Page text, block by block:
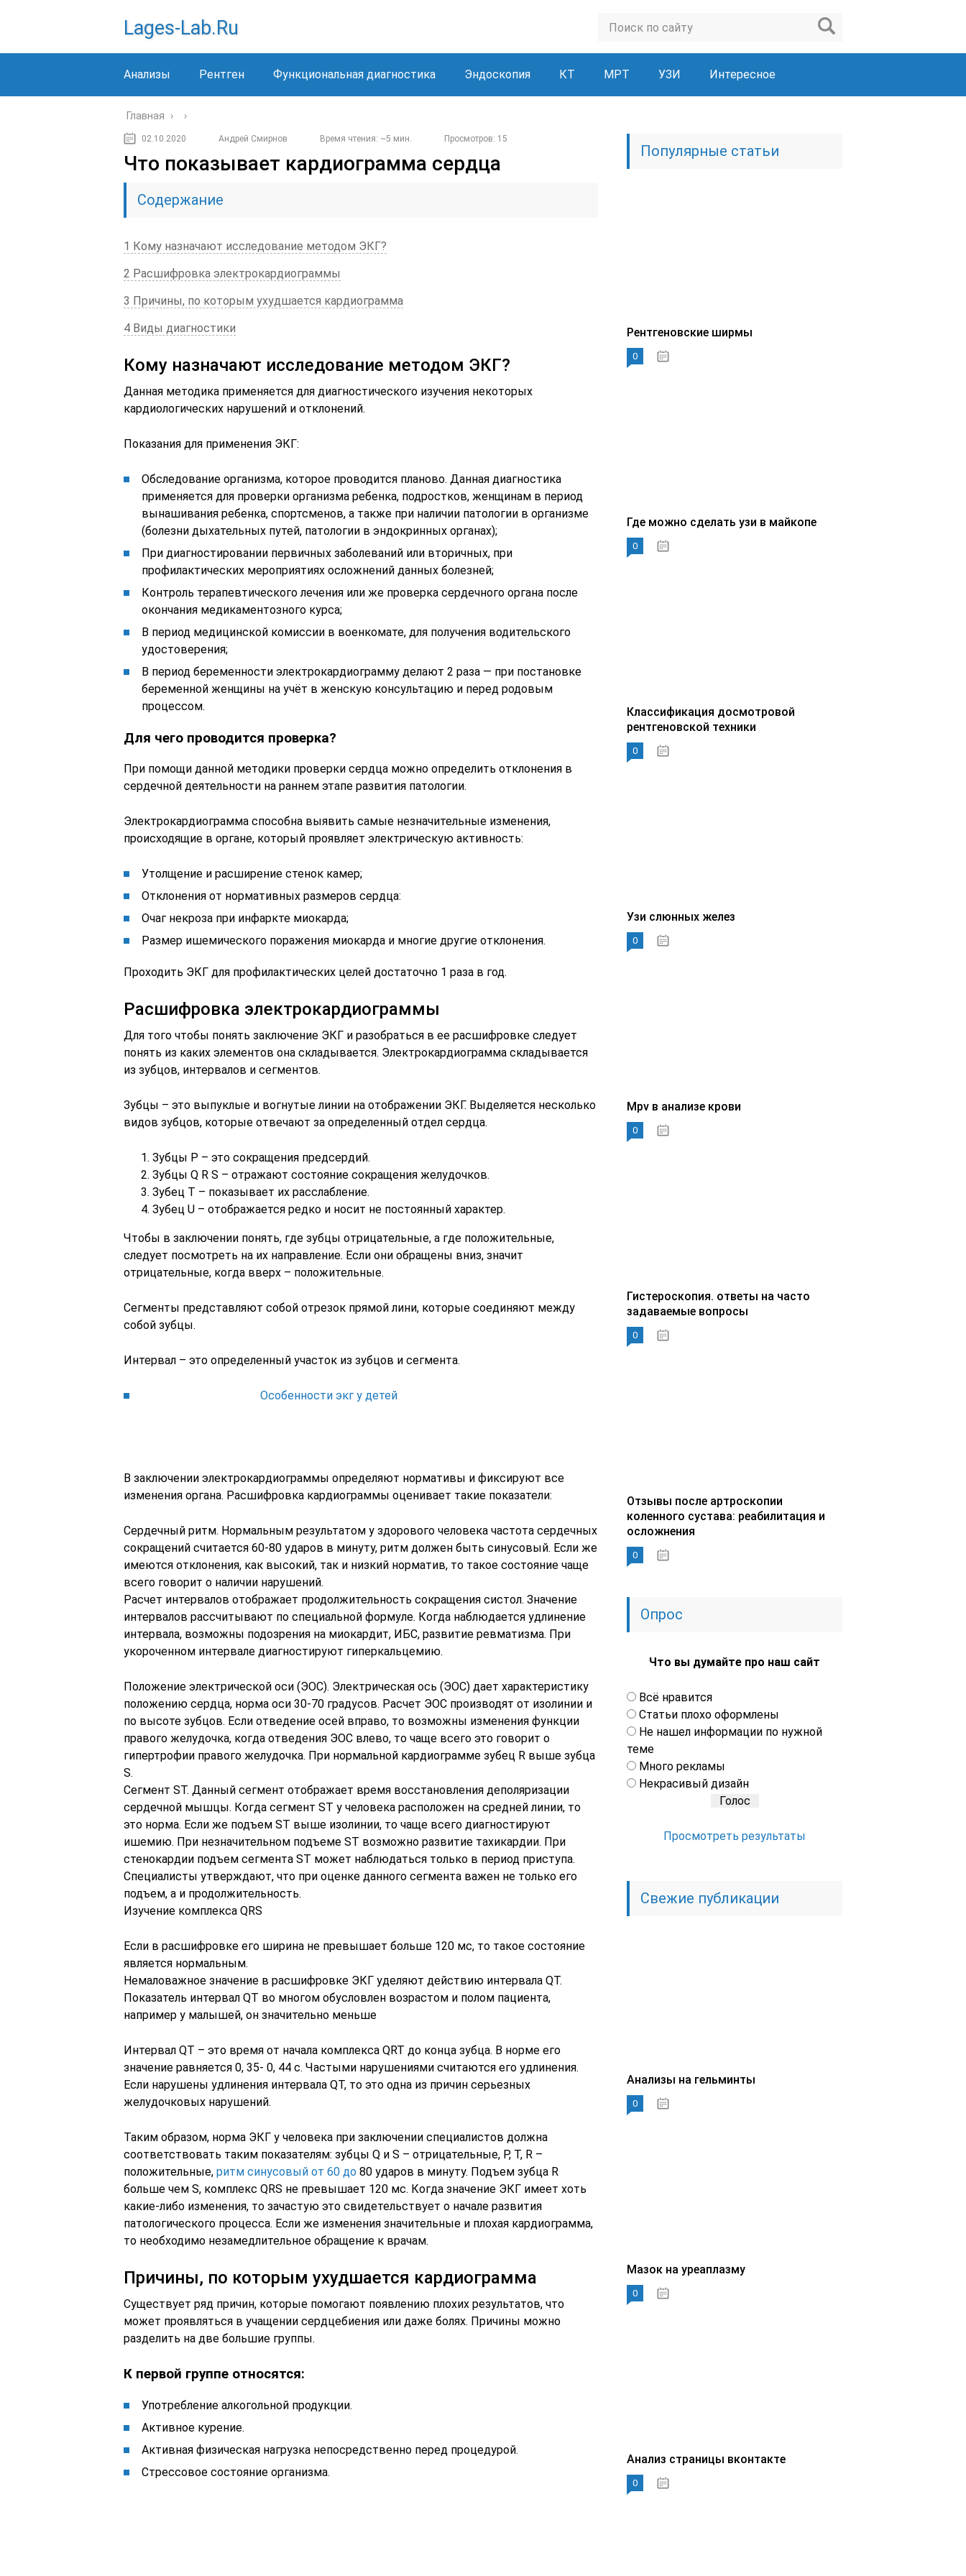
Lages-Lab.ru
Анализы Рентген Функциональная диагностика Эндоскопия КТ МРТ УЗИ Интересное
Главная › ›
02.10.2020 Андрей Смирнов Время чтения: ~5 мин. Просмотров: 15
Что показывает кардиограмма сердца
Содержание
1 Кому назначают исследование методом ЭКГ?
2 Расшифровка электрокардиограммы
3 Причины, по которым ухудшается кардиограмма
4 Виды диагностики
Кому назначают исследование методом ЭКГ?
Данная методика применяется для диагностического изучения некоторых
кардиологических нарушений и отклонений.
Показания для применения ЭКГ:
Обследование организма, которое проводится планово. Данная диагностика
применяется для проверки организма ребенка, подростков, женщинам в период
вынашивания ребенка, спортсменов, а также при наличии патологии в организме
(болезни дыхательных путей, патологии в эндокринных органах);
При диагностировании первичных заболеваний или вторичных, при
профилактических мероприятиях осложнений данных болезней;
Контроль терапевтического лечения или же проверка сердечного органа после
окончания медикаментозного курса;
В период медицинской комиссии в военкомате, для получения водительского
удостоверения;
В период беременности электрокардиограмму делают 2 раза — при постановке
беременной женщины на учёт в женскую консультацию и перед родовым
процессом.
Для чего проводится проверка?
При помощи данной методики проверки сердца можно определить отклонения в
сердечной деятельности на раннем этапе развития патологии.
Электрокардиограмма способна выявить самые незначительные изменения,
происходящие в органе, который проявляет электрическую активность:
Утолщение и расширение стенок камер;
Отклонения от нормативных размеров сердца:
Очаг некроза при инфаркте миокарда;
Размер ишемического поражения миокарда и многие другие отклонения.
Проходить ЭКГ для профилактических целей достаточно 1 раза в год.
Расшифровка электрокардиограммы
Для того чтобы понять заключение ЭКГ и разобраться в ее расшифровке следует
понять из каких элементов она складывается. Электрокардиограмма складывается
из зубцов, интервалов и сегментов.
Зубцы – это выпуклые и вогнутые линии на отображении ЭКГ. Выделяется несколько
видов зубцов, которые отвечают за определенный отдел сердца.
Зубцы Р – это сокращения предсердий.
Зубцы Q R S – отражают состояние сокращения желудочков.
Зубец Т – показывает их расслабление.
Зубец U – отображается редко и носит не постоянный характер.
Чтобы в заключении понять, где зубцы отрицательные, а где положительные,
следует посмотреть на их направление. Если они обращены вниз, значит
отрицательные, когда вверх – положительные.
Сегменты представляют собой отрезок прямой лини, которые соединяют между
собой зубцы.
Интервал – это определенный участок из зубцов и сегмента.
Особенности экг у детей
В заключении электрокардиограммы определяют нормативы и фиксируют все
изменения органа. Расшифровка кардиограммы оценивает такие показатели:
Сердечный ритм. Нормальным результатом у здорового человека частота сердечных
сокращений считается 60-80 ударов в минуту, ритм должен быть синусовый. Если же
имеются отклонения, как высокий, так и низкий норматив, то такое состояние чаще
всего говорит о наличии нарушений.
Расчет интервалов отображает продолжительность сокращения систол. Значение
интервалов рассчитывают по специальной формуле. Когда наблюдается удлинение
интервала, возможны подозрения на миокардит, ИБС, развитие ревматизма. При
укороченном интервале диагностируют гиперкальцемию.
Положение электрической оси (ЭОС). Электрическая ось (ЭОС) дает характеристику
положению сердца, норма оси 30-70 градусов. Расчет ЭОС производят от изолинии и
по высоте зубцов. Если отведение осей вправо, то возможны изменения функции
правого желудочка, когда отведения ЭОС влево, то чаще всего это говорит о
гипертрофии правого желудочка. При нормальной кардиограмме зубец R выше зубца
S.
Сегмент ST. Данный сегмент отображает время восстановления деполяризации
сердечной мышцы. Когда сегмент ST у человека расположен на средней линии, то
это норма. Если же подъем ST выше изолинии, то чаще всего диагностируют
ишемию. При незначительном подъеме ST возможно развитие тахикардии. При
стенокардии подъем сегмента ST может наблюдаться только в период приступа.
Специалисты утверждают, что при оценке данного сегмента важен не только его
подъем, а и продолжительность.
Изучение комплекса QRS
Если в расшифровке его ширина не превышает больше 120 мс, то такое состояние
является нормальным.
Немаловажное значение в расшифровке ЭКГ уделяют действию интервала QT.
Показатель интервал QT во многом обусловлен возрастом и полом пациента,
например у малышей, он значительно меньше
Интервал QT – это время от начала комплекса QRT до конца зубца. В норме его
значение равняется 0, 35- 0, 44 с. Частыми нарушениями считаются его удлинения.
Если нарушены удлинения интервала QT, то это одна из причин серьезных
желудочковых нарушений.
Таким образом, норма ЭКГ у человека при заключении специалистов должна
соответствовать таким показателям: зубцы Q и S – отрицательные, P, T, R –
положительные, ритм синусовый от 60 до 80 ударов в минуту. Подъем зубца R
больше чем S, комплекс QRS не превышает 120 мс. Когда значение ЭКГ имеет хоть
какие-либо изменения, то зачастую это свидетельствует о начале развития
патологического процесса. Если же изменения значительные и плохая кардиограмма,
то необходимо незамедлительное обращение к врачам.
Причины, по которым ухудшается кардиограмма
Существует ряд причин, которые помогают появлению плохих результатов, что
может проявляться в учащении сердцебиения или даже болях. Причины можно
разделить на две большие группы.
К первой группе относятся:
Употребление алкогольной продукции.
Активное курение.
Активная физическая нагрузка непосредственно перед процедурой.
Стрессовое состояние организма.
Популярные статьи
Рентгеновские ширмы
0
Где можно сделать узи в майкопе
0
Классификация досмотровой
рентгеновской техники
0
Узи слюнных желез
0
Mpv в анализе крови
0
Гистероскопия. ответы на часто
задаваемые вопросы
0
Отзывы после артроскопии
коленного сустава: реабилитация и
осложнения
0
Опрос
Что вы думайте про наш сайт
Всё нравится
Статьи плохо оформлены
Не нашел информации по нужной
теме
Много рекламы
Некрасивый дизайн
Просмотреть результаты
Свежие публикации
Анализы на гельминты
0
Мазок на уреаплазму
0
Анализ страницы вконтакте
0